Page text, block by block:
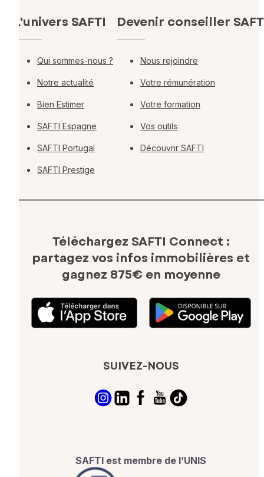
L'univers SAFTI
Qui sommes-nous ?
Notre actualité
Bien Estimer
SAFTI Espagne
SAFTI Portugal
SAFTI Prestige
Devenir conseiller
Nous rejoindre
Votre rémunération
Votre formation
Vos outils
Découvrir SAFTI
Téléchargez SAFTI Connect :
partagez vos infos immobilières et
gagnez 875€ en moyenne
SUIVEZ-NOUS
SAFTI est membre de l’UNIS